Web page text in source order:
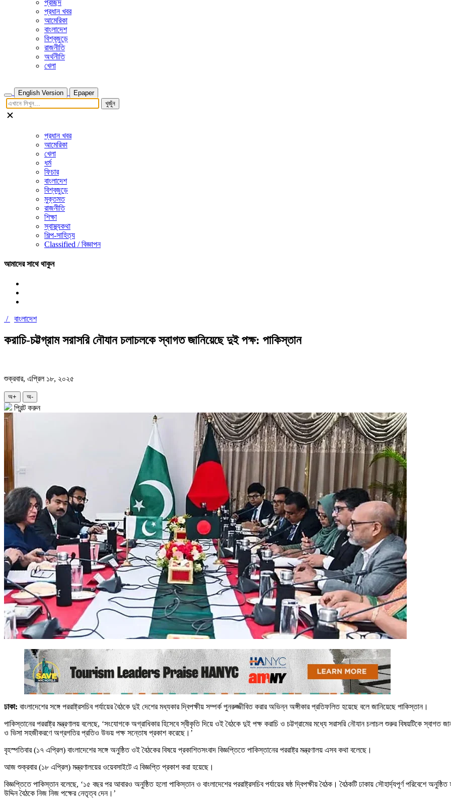
প্রচ্ছদ
প্রধান খবর
আমেরিকা
বাংলাদেশ
বিশ্বজুড়ে
রাজনীতি
অর্থনীতি
খেলা
English Version
Epaper
খুজুঁন
প্রধান খবর
আমেরিকা
খেলা
ধর্ম
ফিচার
বাংলাদেশ
বিশ্বজুড়ে
মুক্তমত
রাজনীতি
শিক্ষা
স্বাস্থ্যকথা
শিল্প-সাহিত্য
Classified / বিজ্ঞাপন
আমাদের সাথে থাকুন
/ বাংলাদেশ
করাচি-চট্টগ্রাম সরাসরি নৌযান চলাচলকে স্বাগত জানিয়েছে দুই পক্ষ: পাকিস্তান
শুক্রবার, এপ্রিল ১৮, ২০২৫
অ+ অ-
প্রিন্ট করুন
ঢাকা: বাংলাদেশের সঙ্গে পররাষ্ট্রসচিব পর্যায়ের বৈঠকে দুই দেশের মধ্যকার দ্বিপক্ষীয় সম্পর্ক পুনরুজ্জীবিত করার অভিন্ন অঙ্গীকার প্রতিফলিত হয়েছে বলে জানিয়েছে পাকিস্তান।
পাকিস্তানের পররাষ্ট্র মন্ত্রণালয় বলেছে, ‘সংযোগকে অগ্রাধিকার হিসেবে স্বীকৃতি দিয়ে ওই বৈঠকে দুই পক্ষ করাচি ও চট্টগ্রামের মধ্যে সরাসরি নৌযান চলাচল শুরুর বিষয়টিকে
ও ভিসা সহজীকরণে অগ্রগতির প্রতিও উভয় পক্ষ সন্তোষ প্রকাশ করেছে।’
বৃহস্পতিবার (১৭ এপ্রিল) বাংলাদেশের সঙ্গে অনুষ্ঠিত ওই বৈঠকের বিষয়ে প্রকাশিতসংবাদ বিজ্ঞপ্তিতে পাকিস্তানের পররাষ্ট্র মন্ত্রণালয় এসব কথা বলেছে।
আজ শুক্রবার (১৮ এপ্রিল) মন্ত্রণালয়ের ওয়েবসাইটে এ বিজ্ঞপ্তি প্রকাশ করা হয়েছে।
বিজ্ঞপ্তিতে পাকিস্তান বলেছে, ‘১৫ বছর পর আবারও অনুষ্ঠিত হলো পাকিস্তান ও বাংলাদেশের পররাষ্ট্রসচিব পর্যায়ের ষষ্ঠ দ্বিপক্ষীয় বৈঠক। বৈঠকটি ঢাকায় সৌহার্দ্যপূর্ণ পরিবেশে
উদ্দিন বৈঠকে নিজ নিজ পক্ষের নেতৃত্ব দেন।’